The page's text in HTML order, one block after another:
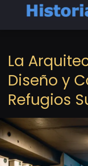
La
Diseño y
Refugios